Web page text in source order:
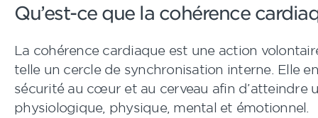
Qu’est-ce que la cohérence
La cohérence cardiaque est une action
telle un cercle de synchronisation interne. Elle
sécurité au cœur et au cerveau afin d’atteindre
physiologique, physique, mental et émotionnel.